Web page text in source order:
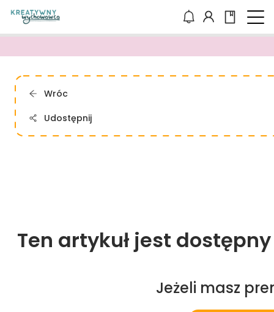
Wróc
Udostępnij
Ten artykuł jest
Jeżeli masz